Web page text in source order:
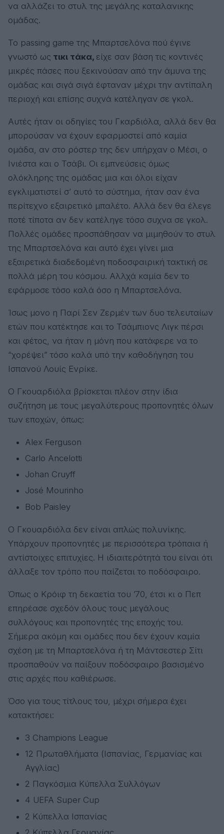
να αλλάζει το στυλ της μεγάλης καταλανικης
ομάδας.
Το passing game της Μπαρτσελόνα πού έγινε
γνωστό ως τικι τάκα, είχε σαν βάση τις κοντινές
μικρές πάσες που ξεκινούσαν από την άμυνα της
ομάδας και σιγά σιγά έφταναν μέχρι την αντίπαλη
περιοχή και επίσης συχνά κατέληγαν σε γκολ.
Αυτές ήταν οι οδηγίες του Γκαρδιόλα, αλλά δεν θα
μπορούσαν να έχουν εφαρμοστεί από καμία
ομάδα, αν στο ρόστερ της δεν υπήρχαν ο Μέσι, ο
Ινιέστα και ο Τσάβι. Οι εμπνεύσεις όμως
ολόκληρης της ομάδας μια και όλοι είχαν
εγκλιματιστεί σ’ αυτό το σύστημα, ήταν σαν ένα
περίτεχνο εξαιρετικό μπαλέτο. Αλλά δεν θα έλεγε
ποτέ τίποτα αν δεν κατέληγε τόσο συχνα σε γκολ.
Πολλές ομάδες προσπάθησαν να μιμηθούν το στυλ
της Μπαρτσελόνα και αυτό έχει γίνει μια
εξαιρετικά διαδεδομένη ποδοσφαιρική τακτική σε
πολλά μέρη του κόσμου. Αλλχά καμία δεν το
εφάρμοσε τόσο καλά όσο η Μπαρτσελόνα.
Ίσως μονο η Παρί Σεν Ζερμέν των δυο τελευταίων
ετών που κατέκτησε και το Τσάμπιονς Λιγκ πέρσι
και φέτος, να ήταν η μόνη που κατάφερε να το
“χορέψει” τόσο καλά υπό την καθοδήγηση του
Ισπανού Λουίς Ενρίκε.
Ο Γκουαρδιόλα βρίσκεται πλέον στην ίδια
συζήτηση με τους μεγαλύτερους προπονητές όλων
των εποχών, όπως:
Alex Ferguson
Carlo Ancelotti
Johan Cruyff
José Mourinho
Bob Paisley
Ο Γκουαρδιόλα δεν είναι απλώς πολυνίκης.
Υπάρχουν προπονητές με περισσότερα τρόπαια ή
αντίστοιχες επιτυχίες. Η ιδιαιτερότητά του είναι ότι
άλλαξε τον τρόπο που παίζεται το ποδόσφαιρο.
Όπως ο Κρόιφ τη δεκαετία του ’70, έτσι κι ο Πεπ
επηρέασε σχεδόν όλους τους μεγάλους
συλλόγους και προπονητές της εποχής του.
Σήμερα ακόμη και ομάδες που δεν έχουν καμία
σχέση με τη Μπαρτσελόνα ή τη Μάντσεστερ Σίτι
προσπαθούν να παίξουν ποδόσφαιρο βασισμένο
στις αρχές που καθιέρωσε.
Όσο για τους τίτλους του, μέχρι σήμερα έχει
κατακτήσει:
3 Champions League
12 Πρωταθλήματα (Ισπανίας, Γερμανίας και
Αγγλίας)
2 Παγκόσμια Κύπελλα Συλλόγων
4 UEFA Super Cup
2 Κύπελλα Ισπανίας